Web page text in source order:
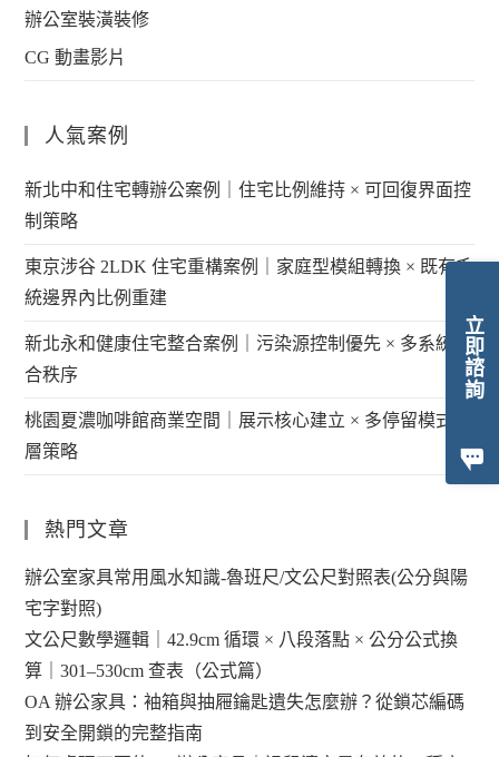
立即諮詢
辦公室裝潢裝修
CG 動畫影片
人氣案例
新北中和住宅轉辦公案例｜住宅比例維持 × 可回復界面控
制策略
東京涉谷 2LDK 住宅重構案例｜家庭型模組轉換 × 既有系
統邊界內比例重建
新北永和健康住宅整合案例｜污染源控制優先 × 多系統整
合秩序
桃園夏濃咖啡館商業空間｜展示核心建立 × 多停留模式分
層策略
熱門文章
辦公室家具常用風水知識-魯班尺/文公尺對照表(公分與陽
宅字對照)
文公尺數學邏輯｜42.9cm 循環 × 八段落點 × 公分公式換
算｜301–530cm 查表（公式篇）
OA 辦公家具：袖箱與抽屜鑰匙遺失怎麼辦？從鎖芯編碼
到安全開鎖的完整指南